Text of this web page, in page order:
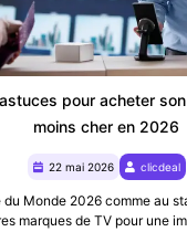
pour acheter
moins cher en 2026
22 mai 2026 clicdeal
Monde 2026 comme au
marques de TV pour une